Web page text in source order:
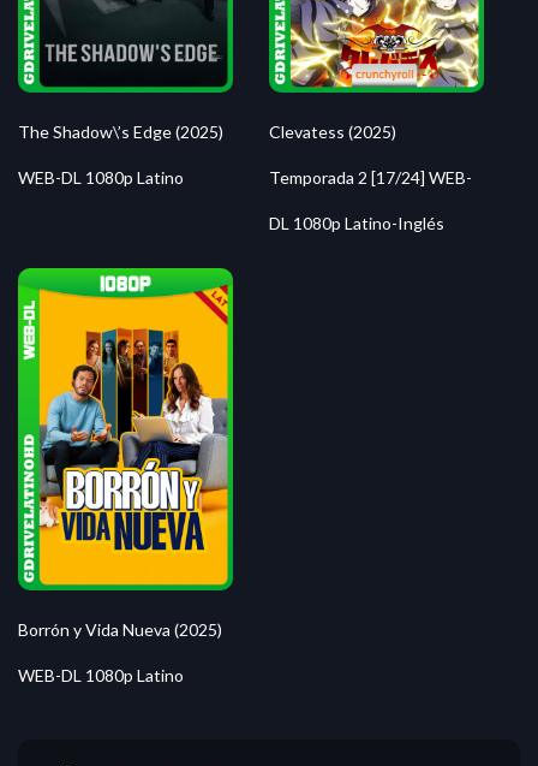
The Shadow\’s Edge (2025)
WEB-DL 1080p Latino
Clevatess (2025)
Temporada 2 [17/24] WEB-
DL 1080p Latino-Inglés
Borrón y Vida Nueva (2025)
WEB-DL 1080p Latino